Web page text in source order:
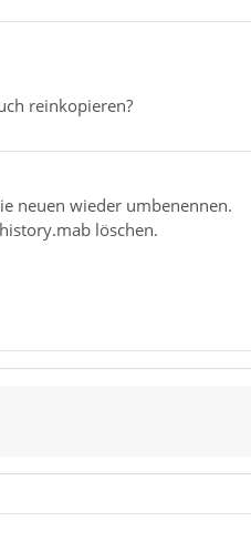
reinkopieren?
neuen wieder umbenennen.
löschen.